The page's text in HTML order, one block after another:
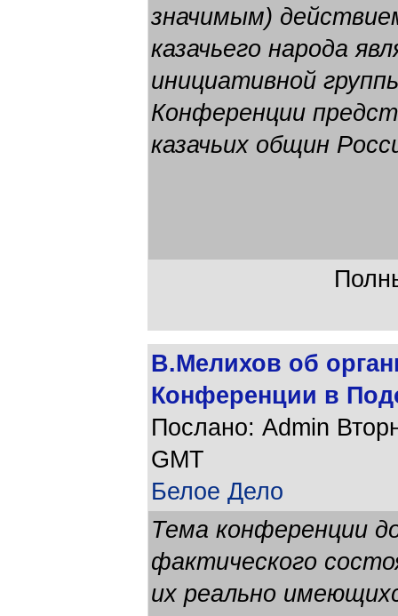
значимым)
казачьего народа
инициативной
Конференции
казачьих общин
В.Мелихов об
Конференции в
Послано: Admin
GMT
Белое Дело
Тема конференции
фактического
их реально